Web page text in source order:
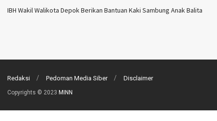
IBH Wakil Walikota Depok Berikan Bantuan Kaki Sambung Anak Balita
Redaksi Pedoman Media Siber Disclaimer
Copyrights © 2023 MINN